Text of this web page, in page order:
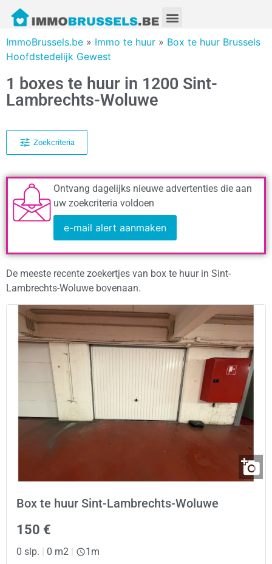
ImmoBrussels.be » Immo te huur » Box te huur Brussels
Hoofdstedelijk Gewest
1 boxes te huur in 1200 Sint-
Lambrechts-Woluwe
Zoekcriteria
Ontvang dagelijks nieuwe advertenties die aan
uw zoekcriteria voldoen
e-mail alert aanmaken
De meeste recente zoekertjes van box te huur in Sint-
Lambrechts-Woluwe bovenaan.
Box te huur Sint-Lambrechts-Woluwe
150 €
0 slp. | 0 m2 | 1m